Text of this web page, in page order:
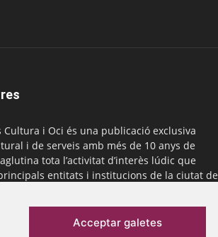
Acceptar galetes
Cultura i Oci és una publicació exclusiva
i de serveis amb més de 10 anys de
tota l’activitat d’interès lúdic que
entitats i institucions de la ciutat de
comercial@laguiadereus.com